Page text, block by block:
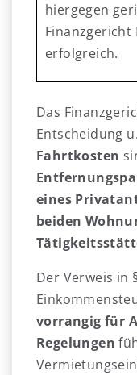
hiergegen
erfolgreich.
Das
Entscheidung
Fahrtkosten
eines
beiden
Der Verweis in
vorrangig für
Regelungen